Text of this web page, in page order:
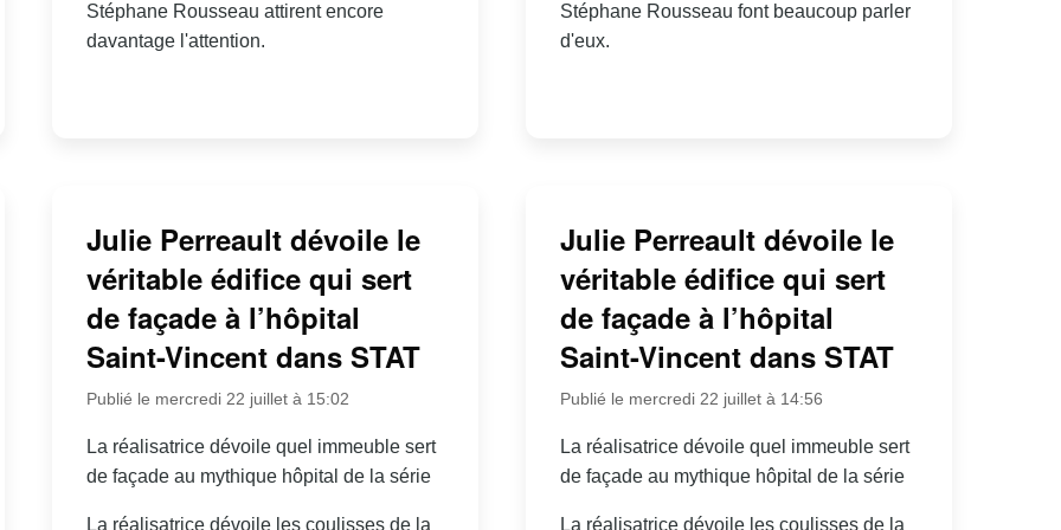
Stéphane Rousseau attirent encore
davantage l'attention.
Stéphane Rousseau font beaucoup parler
d'eux.
Julie Perreault dévoile le
véritable édifice qui sert
de façade à l’hôpital
Saint-Vincent dans STAT
Publié le mercredi 22 juillet à 15:02
La réalisatrice dévoile quel immeuble sert
de façade au mythique hôpital de la série
La réalisatrice dévoile les coulisses de la
Julie Perreault dévoile le
véritable édifice qui sert
de façade à l’hôpital
Saint-Vincent dans STAT
Publié le mercredi 22 juillet à 14:56
La réalisatrice dévoile quel immeuble sert
de façade au mythique hôpital de la série
La réalisatrice dévoile les coulisses de la